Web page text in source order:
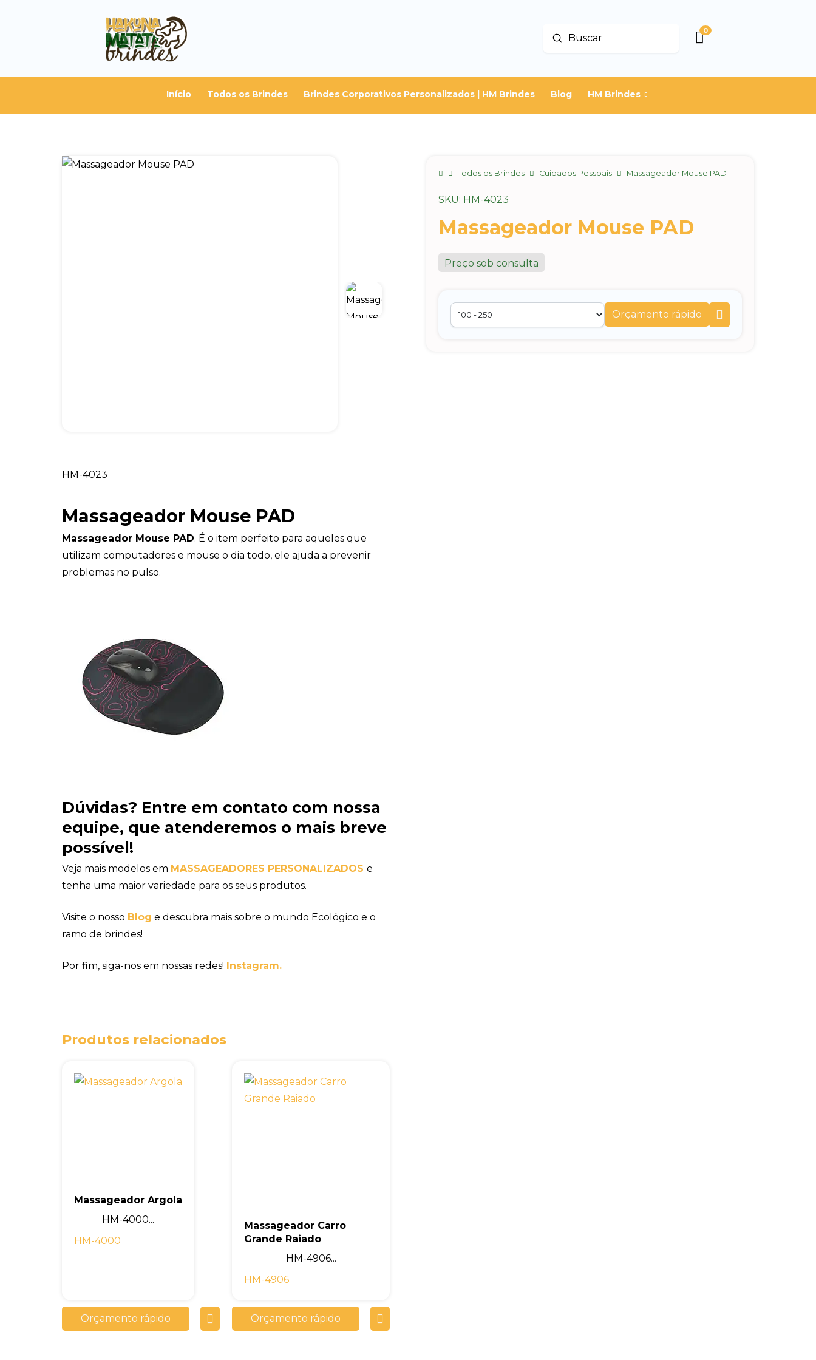
Buscar
Enviar
0
Início Todos os Brindes Brindes Corporativos Personalizados | HM Brindes Blog HM Brindes
HomeTodos os Brindes Cuidados Pessoais Massageador Mouse PAD
SKU: HM-4023
Massageador Mouse PAD
Preço sob consulta
Orçamento rápido
HM-4023
Massageador Mouse PAD
Massageador Mouse PAD. É o item perfeito para aqueles que
utilizam computadores e mouse o dia todo, ele ajuda a prevenir
problemas no pulso.
Dúvidas? Entre em contato com nossa
equipe, que atenderemos o mais breve
possível!
Veja mais modelos em MASSAGEADORES PERSONALIZADOS e
tenha uma maior variedade para os seus produtos.
Visite o nosso Blog e descubra mais sobre o mundo Ecológico e o
ramo de brindes!
Por fim, siga-nos em nossas redes! Instagram.
Produtos relacionados
Massageador Argola
HM-4000...
HM-4000
Orçamento rápido
Massageador Carro
Grande Raiado
HM-4906...
HM-4906
Orçamento rápido